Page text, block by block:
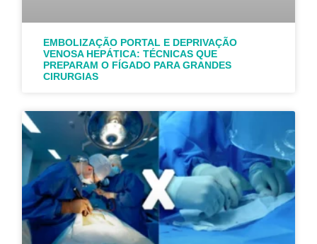
EMBOLIZAÇÃO PORTAL E DEPRIVAÇÃO
VENOSA HEPÁTICA: TÉCNICAS QUE
PREPARAM O FÍGADO PARA GRANDES
CIRURGIAS